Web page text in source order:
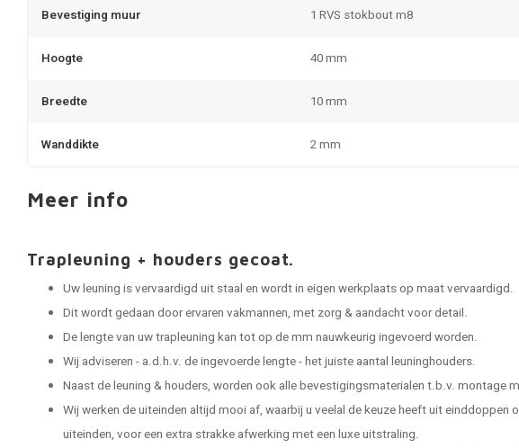
Bevestiging muur 1 RVS stokbout m8
Hoogte 40 mm
Breedte 10 mm
Wanddikte 2 mm
Meer info
Trapleuning + houders gecoat.
Uw leuning is vervaardigd uit staal en wordt in eigen werkplaats op maat vervaardigd.
Dit wordt gedaan door ervaren vakmannen, met zorg & aandacht voor detail.
De lengte van uw trapleuning kan tot op de mm nauwkeurig ingevoerd worden.
Wij adviseren - a.d.h.v. de ingevoerde lengte - het juiste aantal leuninghouders.
Naast de leuning & houders, worden ook alle bevestigingsmaterialen t.b.v. montage
Wij werken de uiteinden altijd mooi af, waarbij u veelal de keuze heeft uit einddoppen
uiteinden, voor een extra strakke afwerking met een luxe uitstraling.